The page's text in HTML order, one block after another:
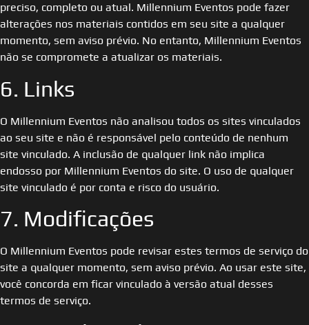
preciso, completo ou atual. Millennium Eventos pode fazer
alterações nos materiais contidos em seu site a qualquer
momento, sem aviso prévio. No entanto, Millennium Eventos
não se compromete a atualizar os materiais.
6. Links
O Millennium Eventos não analisou todos os sites vinculados
ao seu site e não é responsável pelo conteúdo de nenhum
site vinculado. A inclusão de qualquer link não implica
endosso por Millennium Eventos do site. O uso de qualquer
site vinculado é por conta e risco do usuário.
7. Modificações
O Millennium Eventos pode revisar estes termos de serviço do
site a qualquer momento, sem aviso prévio. Ao usar este site,
você concorda em ficar vinculado à versão atual desses
termos de serviço.